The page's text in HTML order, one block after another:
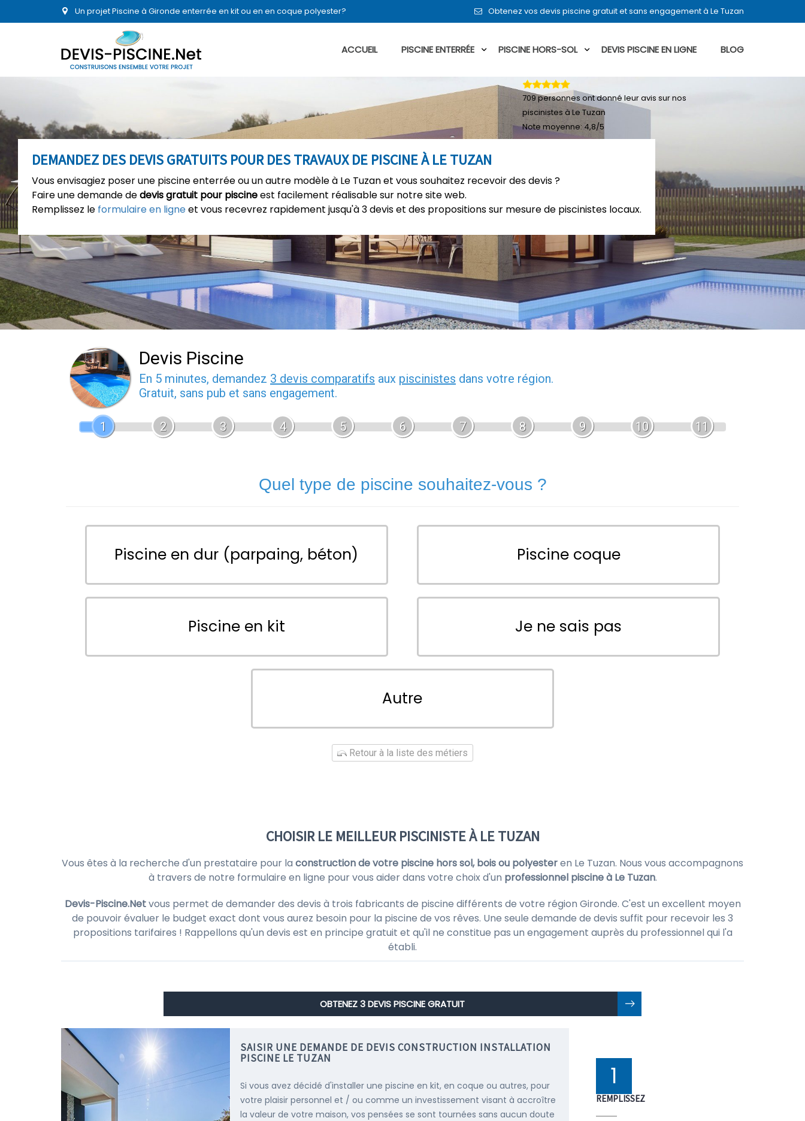
Un projet Piscine à Gironde enterrée en kit ou en en coque polyester? Obtenez vos devis piscine gratuit et sans engagement à Le Tuzan
ACCUEIL PISCINE ENTERRÉE PISCINE HORS-SOL DEVIS PISCINE EN LIGNE BLOG
DEMANDEZ DES DEVIS GRATUITS POUR DES TRAVAUX DE PISCINE À LE TUZAN
Vous envisagiez poser une piscine enterrée ou un autre modèle à Le Tuzan et vous souhaitez recevoir des devis ?
Faire une demande dedevis gratuit pour piscineest facilement réalisable sur notre site web.
Remplissez le formulaire en ligneet vous recevrez rapidement jusqu'à 3 devis et des propositions sur mesure de piscinistes locaux.
709personnes ont donné leuravis sur nos
piscinistes à Le Tuzan
Note moyenne:4,8/5
Devis Piscine
En 5 minutes, demandez 3 devis comparatifs aux piscinistes dans votre région.
Gratuit, sans pub et sans engagement.
1 2 3 4 5 6 7 8 9 10 11
Quel type de piscine souhaitez-vous ?
Piscine en dur (parpaing, béton) Piscine coque
Piscine en kit Je ne sais pas
Autre
Retour à la liste des métiers
CHOISIR LE MEILLEUR PISCINISTE À LE TUZAN
Vous êtes à la recherche d'un prestataire pour la construction de votre piscine hors sol, bois ou polyesteren Le Tuzan. Nous vous accompagnons
à travers de notre formulaire en ligne pour vous aider dans votre choix d'un professionnel piscine à Le Tuzan.
Devis-Piscine.Netvous permet de demander des devis à trois fabricants de piscine différents de votre région Gironde. C'est un excellent moyen
de pouvoir évaluer le budget exact dont vous aurez besoin pour la piscine de vos rêves. Une seule demande de devis suffit pour recevoir les 3
propositions tarifaires ! Rappellons qu'un devis est en principe gratuit et qu'il ne constitue pas un engagement auprès du professionnel qui l'a
établi.
OBTENEZ 3 DEVIS PISCINE GRATUIT
SAISIR UNE DEMANDE DE DEVIS CONSTRUCTION INSTALLATION
PISCINE LE TUZAN
Si vous avez décidé d'installer une piscine en kit, en coque ou autres, pour
votre plaisir personnel et / ou comme un investissement visant à accroître
la valeur de votre maison, vos pensées se sont tournées sans aucun doute
1
REMPLISSEZ